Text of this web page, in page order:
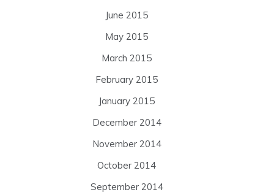
June 2015
May 2015
March 2015
February 2015
January 2015
December 2014
November 2014
October 2014
September 2014